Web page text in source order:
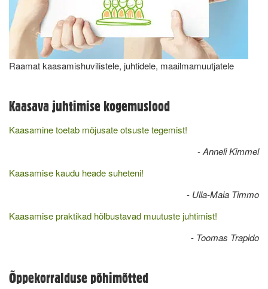
Raamat kaasamishuvilistele, juhtidele, maailmamuutjatele
Kaasava juhtimise kogemuslood
Kaasamine toetab mõjusate otsuste tegemist!
-Anneli Kimmel
Kaasamise kaudu heade suheteni!
- Ulla-Maia Timmo
Kaasamise praktikad hõlbustavad muutuste juhtimist!
- Toomas Trapido
Õppekorralduse põhimõtted